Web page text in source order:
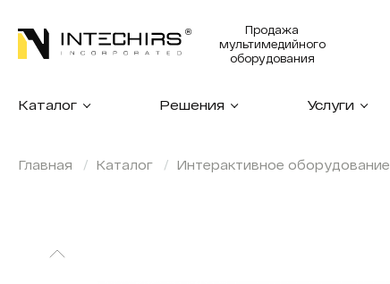
Продажа
мультимедийного
оборудования
Каталог Решения Услуги
Главная Каталог Интерактивное оборудование